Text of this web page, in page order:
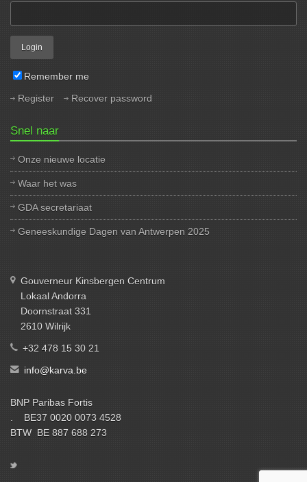
Remember me
Register
Recover password
Snel naar
Onze nieuwe locatie
Waar het was
GDA secretariaat
Geneeskundige Dagen van Antwerpen 2025
Gouverneur Kinsbergen Centrum
Lokaal Andorra
Doornstraat 331
2610 Wilrijk
+32 478 15 30 21
info@karva.be
BNP Paribas Fortis
. BE37 0020 0073 4528
BTW BE 887 688 273